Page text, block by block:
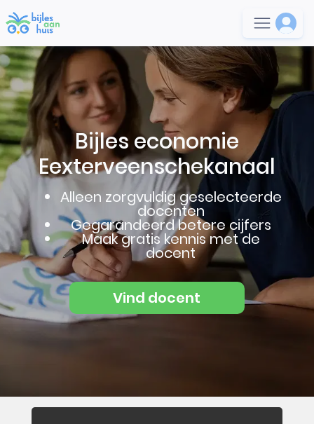
Bijles economie
Eexterveenschekanaal
Alleen zorgvuldig geselecteerde
docenten
Gegarandeerd betere cijfers
Maak gratis kennis met de
docent
Vind docent